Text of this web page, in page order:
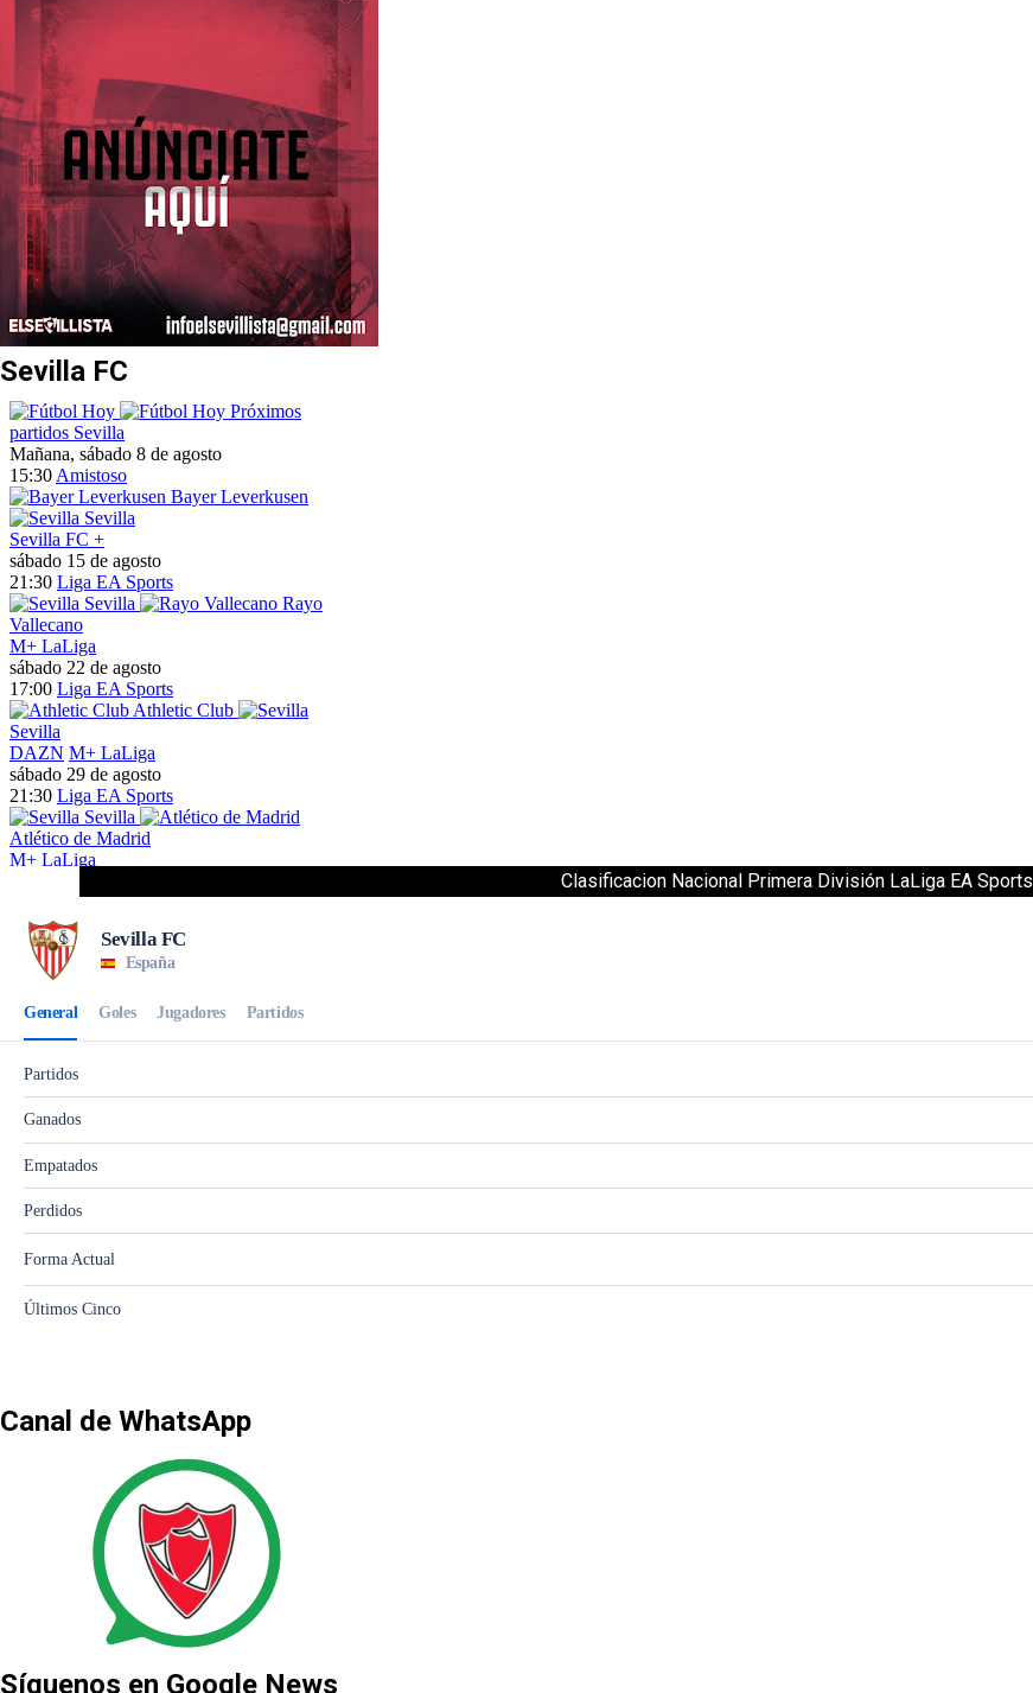
Sevilla FC
Clasificacion Nacional Primera División LaLiga EA Sports
Canal de WhatsApp
Síguenos en Google News